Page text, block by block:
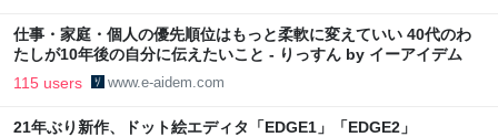
仕事・家庭・個人の優先順位はもっと柔軟に変えていい 40代のわ
たしが10年後の自分に伝えたいこと - りっすん by イーアイデム
115 users www.e-aidem.com
21年ぶり新作、ドット絵エディタ「EDGE1」「EDGE2」